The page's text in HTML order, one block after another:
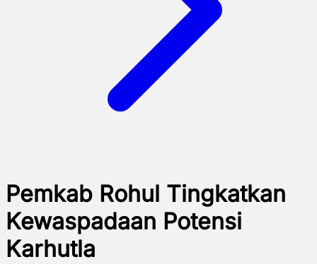
Pemkab Rohul Tingkatkan
Kewaspadaan Potensi
Karhutla